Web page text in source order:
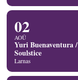
02
AOÛ
Yuri Buenaventura /
Soulstice
Larnas